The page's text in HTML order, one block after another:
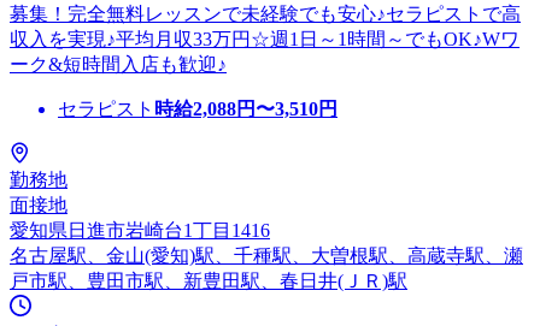
募集！完全無料レッスンで未経験でも安心♪セラピストで高
収入を実現♪平均月収33万円☆週1日～1時間～でもOK♪Wワ
ーク&短時間入店も歓迎♪
セラピスト 時給2,088円〜3,510円
勤務地
面接地
愛知県日進市岩崎台1丁目1416
名古屋駅、金山(愛知)駅、千種駅、大曽根駅、高蔵寺駅、瀬
戸市駅、豊田市駅、新豊田駅、春日井(ＪＲ)駅